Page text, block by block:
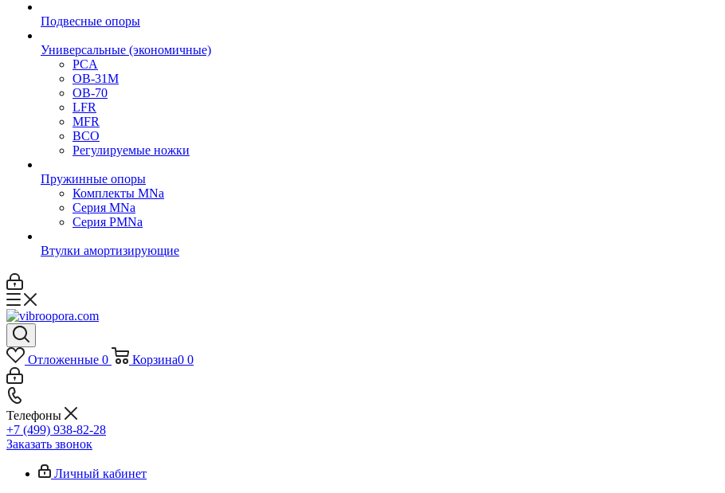
Подвесные опоры
Универсальные (экономичные)
PCA
ОВ-31М
OB-70
LFR
MFR
ВСО
Регулируемые ножки
Пружинные опоры
Комплекты MNa
Серия MNa
Серия PMNa
Втулки амортизирующие
Отложенные 0 Корзина0 0
Телефоны
+7 (499) 938-82-28
Заказать звонок
Личный кабинет